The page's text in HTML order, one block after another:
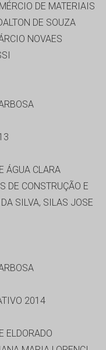
DE MATERIAIS
DE SOUZA
NOVAES
ÁGUA CLARA
DE CONSTRUÇÃO E
SILVA, SILAS JOSE
2014
ELDORADO